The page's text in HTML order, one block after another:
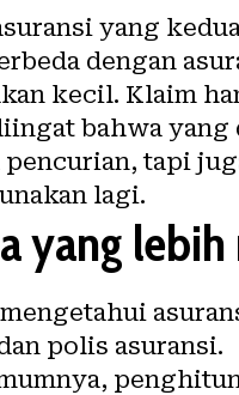
yang
dengan
kecil. Klaim
bahwa
pencurian, tapi
lagi.
yang
polis asuransi.